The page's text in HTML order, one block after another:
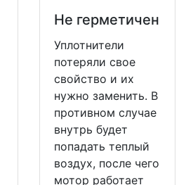
Не герметичен
Уплотнители
потеряли свое
свойство и их
нужно заменить. В
противном случае
внутрь будет
попадать теплый
воздух, после чего
мотор работает